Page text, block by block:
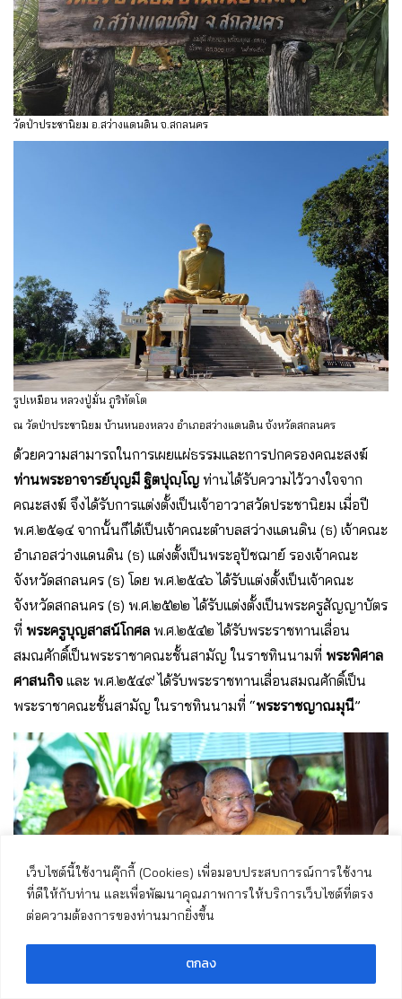
เว็บไซต์นี้ใช้งานคุ๊กกี้ (Cookies) เพื่อมอบประสบการณ์การใช้งาน
ที่ดีให้กับท่าน และเพื่อพัฒนาคุณภาพการให้บริการเว็บไซต์ที่ตรง
ต่อความต้องการของท่านมากยิ่งขึ้น
ตกลง
วัดป่าประชานิยม อ.สว่างแดนดิน จ.สกลนคร
รูปเหมือน หลวงปู่มั่น ภูริทัตโต
ณ วัดป่าประชานิยม บ้านหนองหลวง อำเภอสว่างแดนดิน จังหวัดสกลนคร
ด้วยความสามารถในการเผยแผ่ธรรมและการปกครองคณะสงฆ์
ท่านพระอาจารย์บุญมี ฐิตปุญฺโญ ท่านได้รับความไว้วางใจจาก
คณะสงฆ์ จึงได้รับการแต่งตั้งเป็นเจ้าอาวาสวัดประชานิยม เมื่อปี
พ.ศ.๒๕๑๔ จากนั้นก็ได้เป็นเจ้าคณะตำบลสว่างแดนดิน (ธ) เจ้าคณะ
อำเภอสว่างแดนดิน (ธ) แต่งตั้งเป็นพระอุปัชฌาย์ รองเจ้าคณะ
จังหวัดสกลนคร (ธ) โดย พ.ศ.๒๕๔๖ ได้รับแต่งตั้งเป็นเจ้าคณะ
จังหวัดสกลนคร (ธ) พ.ศ.๒๕๒๒ ได้รับแต่งตั้งเป็นพระครูสัญญาบัตร
ที่ พระครูบุญสาสน์โกศล พ.ศ.๒๕๔๒ ได้รับพระราชทานเลื่อน
สมณศักดิ์เป็นพระราชาคณะชั้นสามัญ ในราชทินนามที่ พระพิศาล
ศาสนกิจ และ พ.ศ.๒๕๔๙ ได้รับพระราชทานเลื่อนสมณศักดิ์เป็น
พระราชาคณะชั้นสามัญ ในราชทินนามที่ “พระราชญาณมุนี”